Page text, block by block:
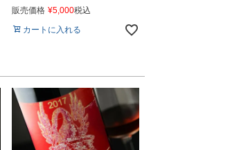
販売価格 ¥5,000税込
カートに入れる